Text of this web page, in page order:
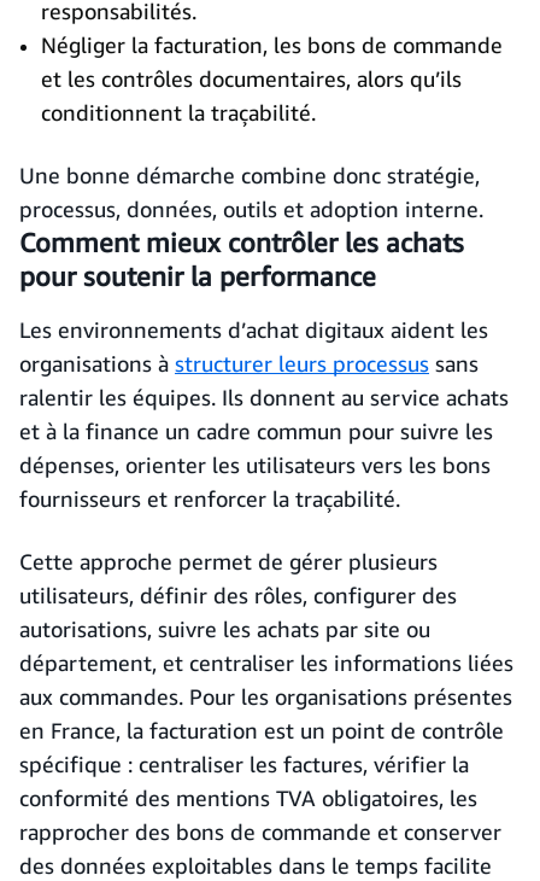
responsabilités.
Négliger la facturation, les bons de commande
et les contrôles documentaires, alors qu’ils
conditionnent la traçabilité.
Une bonne démarche combine donc stratégie,
processus, données, outils et adoption interne.
Comment mieux contrôler les achats
pour soutenir la performance
Les environnements d’achat digitaux aident les
organisations à structurer leurs processus sans
ralentir les équipes. Ils donnent au service achats
et à la finance un cadre commun pour suivre les
dépenses, orienter les utilisateurs vers les bons
fournisseurs et renforcer la traçabilité.
Cette approche permet de gérer plusieurs
utilisateurs, définir des rôles, configurer des
autorisations, suivre les achats par site ou
département, et centraliser les informations liées
aux commandes. Pour les organisations présentes
en France, la facturation est un point de contrôle
spécifique : centraliser les factures, vérifier la
conformité des mentions TVA obligatoires, les
rapprocher des bons de commande et conserver
des données exploitables dans le temps facilite